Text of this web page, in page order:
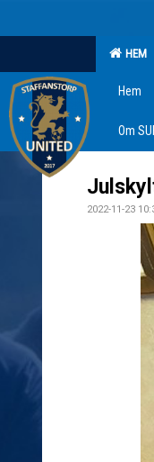
HEM
Hem
Om
2022-11-23